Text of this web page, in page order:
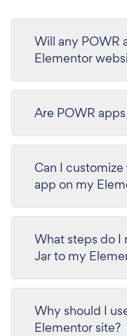
Will any POWR
Elementor
Are POWR
Can I
app on my
What steps do I
Jar to my
Why should I
Elementor site?